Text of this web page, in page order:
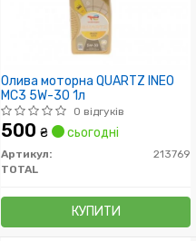
Олива моторна QUARTZ INEO
MC3 5W-30 1л
0 відгуків
500 ₴ сьогодні
Артикул:
213769
TOTAL
КУПИТИ